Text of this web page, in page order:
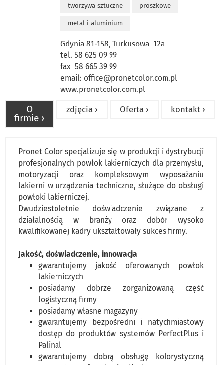
tworzywa sztuczne proszkowe
metal i aluminium
Gdynia 81-158, Turkusowa 12a
tel. 58 625 09 99
fax 58 665 39 99
email: office@pronetcolor.com.pl
www.pronetcolor.com.pl
O
firmie ›
zdjęcia › Oferta › kontakt ›
Pronet Color specjalizuje się w produkcji i dystrybucji
profesjonalnych powłok lakierniczych dla przemysłu,
motoryzacji oraz kompleksowym wyposażaniu
lakierni w urządzenia techniczne, służące do obsługi
powłoki lakierniczej.
Dwudziestoletnie doświadczenie związane z
działalnością w branży oraz dobór wysoko
kwalifikowanej kadry ukształtowały sukces firmy.
Jakość, doświadczenie, innowacja
gwarantujemy jakość oferowanych powłok
lakierniczych
posiadamy dobrze zorganizowaną część
logistyczną firmy
posiadamy własne magazyny
gwarantujemy bezpośredni i natychmiastowy
dostęp do produktów systemów PerfectPlus i
Palinal
gwarantujemy dobrą obsługę kolorystyczną